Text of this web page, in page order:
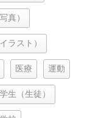
真）
ラスト）
医療 運動
学生（生徒）